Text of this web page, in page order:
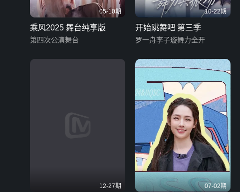
05-10期
乘风2025 舞台纯享版
第四次公演舞台
10-22期
开始跳舞吧 第三季
罗一舟李子璇舞力全开
12-27期 07-02期